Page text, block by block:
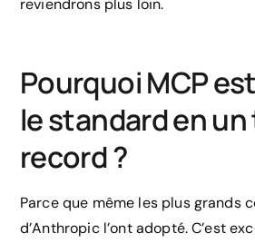
reviendrons plus loin.
Pourquoi MCP
le standard en
record ?
Parce que même les plus grands
d’Anthropic l’ont adopté. C’est